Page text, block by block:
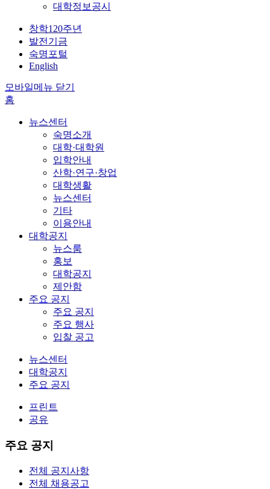
대학정보공시
창학120주년
발전기금
숙명포털
English
모바일메뉴 닫기
홈
뉴스센터
숙명소개
대학·대학원
입학안내
산학·연구·창업
대학생활
뉴스센터
기타
이용안내
대학공지
뉴스룸
홍보
대학공지
제안함
주요 공지
주요 공지
주요 행사
입찰 공고
뉴스센터
대학공지
주요 공지
프린트
공유
주요 공지
전체 공지사항
전체 채용공고